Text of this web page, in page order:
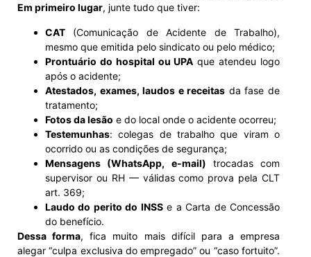
Em primeiro lugar, junte tudo que tiver:
CAT (Comunicação de Acidente de Trabalho),
mesmo que emitida pelo sindicato ou pelo médico;
Prontuário do hospital ou UPA que atendeu logo
após o acidente;
Atestados, exames, laudos e receitas da fase de
tratamento;
Fotos da lesão e do local onde o acidente ocorreu;
Testemunhas: colegas de trabalho que viram o
ocorrido ou as condições de segurança;
Mensagens (WhatsApp, e-mail) trocadas com
supervisor ou RH — válidas como prova pela CLT
art. 369;
Laudo do perito do INSSe a Carta de Concessão
do benefício.
Dessa forma, fica muito mais difícil para a empresa
alegar “culpa exclusiva do empregado” ou “caso fortuito”.